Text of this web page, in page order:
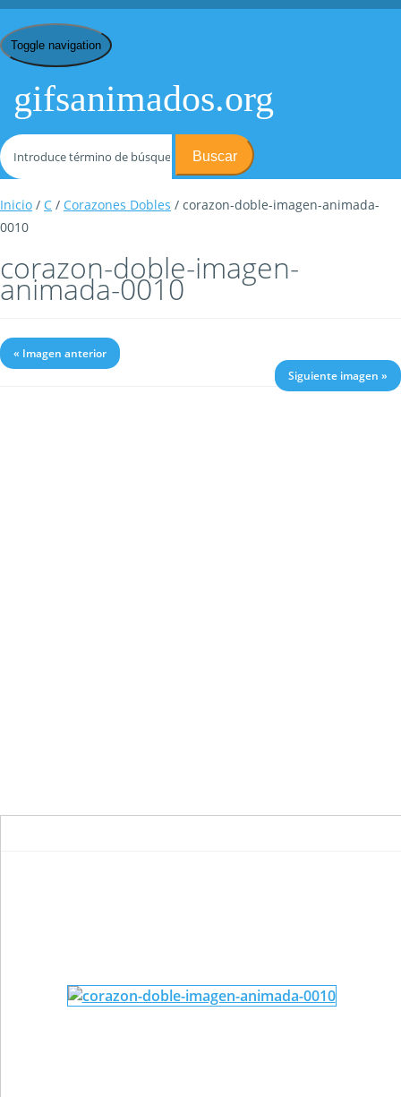
Toggle navigation
gifsanimados.org
Buscar
Inicio / C / Corazones Dobles / corazon-doble-imagen-animada-
0010
corazon-doble-imagen-
animada-0010
« Imagen anterior
Siguiente imagen »